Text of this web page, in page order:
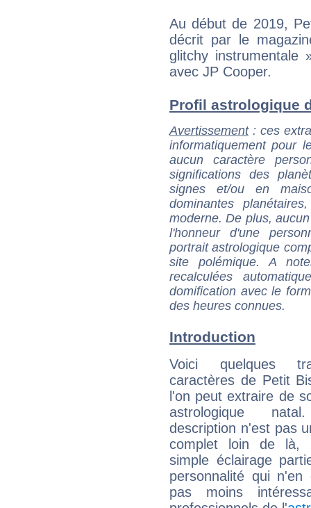
Au début de 2019,
décrit par le
glitchy instrumentale
avec JP Cooper.
Profil astrologique
Avertissement: ces
informatiquement pour
aucun caractère
significations des
signes et/ou en
dominantes
moderne. De plus,
l'honneur d'une
portrait astrologique
site polémique. A
recalculées
domification avec le
des heures connues.
Introduction
Voici quelques
caractères de Petit
l'on peut extraire de
astrologique
description n'est pas
complet loin de là,
simple éclairage
personnalité qui n'en
pas moins